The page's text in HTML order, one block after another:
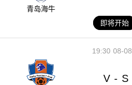
青岛海牛
即将开始
08-08
19:30
V - S